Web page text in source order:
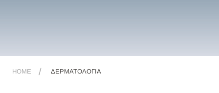
HOME ΔΕΡΜΑΤΟΛΟΓΊΑ